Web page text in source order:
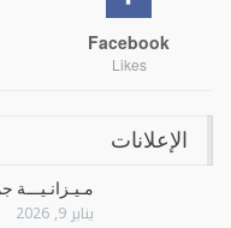
Facebook
Likes
الإعلانات
مـيـزانـيـــة
يناير 9, 2026